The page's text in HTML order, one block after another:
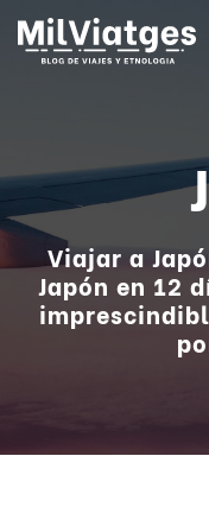
Viajar a
Japón en 12